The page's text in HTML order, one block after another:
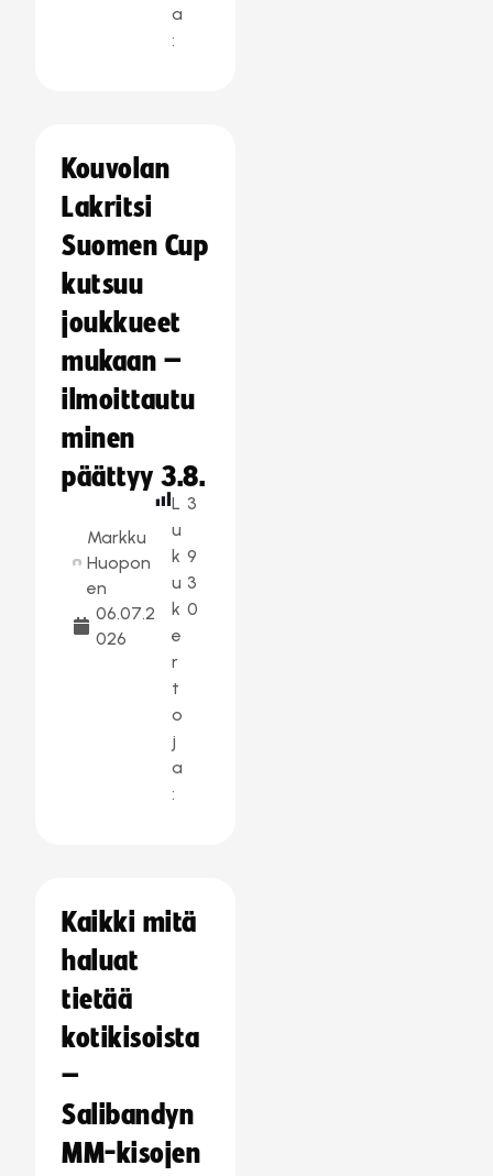
a
:
Kouvolan
Lakritsi
Suomen Cup
kutsuu
joukkueet
mukaan –
ilmoittautu
minen
päättyy 3.8.
Markku
Huopon
en
06.07.2
026
L
u
k
u
k
e
r
t
o
j
a
:
3
9
3
0
Kaikki mitä
haluat
tietää
kotikisoista
–
Salibandyn
MM-kisojen